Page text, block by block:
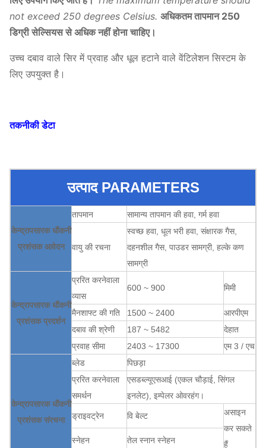
not exceed 250 degrees Celsius. अधिकतम तापमान 250
डिग्री सेल्सियस से अधिक नहीं होना चाहिए।
उच्च दबाव वाले सिर में प्रवाह और धूल हटाने वाले वेंटिलेशन सिस्टम के
लिए उपयुक्त है।
तकनीकी डेटा
उत्पाद PARAMETERS
केन्द्रापसारक धौंकनी
प्रशंसक आवेदन
तापमान सामान्य तापमान की हवा, गर्म हवा
वायु की रचना
स्वच्छ हवा, धूल भरी हवा, संक्षारक गैस,
दहनशील गैस, पाउडर सामग्री, हल्के कण
सामग्री
केन्द्रापसारक धौंकनी
प्रशंसक प्रदर्शन
प्ररित करनेवाला
व्यास
600 ~ 900 मिमी
मैनशाफ्ट की गति 1500 ~ 2400
आरपीएम
दबाव की श्रेणी
187 ~ 5482
देहात
प्रवाह सीमा
2403 ~ 17300 एम 3 / एच
केन्द्रापसारक धौंकनी
प्रशंसक संरचना
ब्लेड
पिछड़ा
प्ररित करनेवाला
समर्थन
एसडब्ल्यूएसआई (एकल चौड़ाई, सिंगल
इनलेट), इम्पेलर ओवरहंग।
ड्राइवट्रेन वि बेल्ट
असाइन
कर सकते
हैं
स्नेहन तेल स्नान स्नेहन